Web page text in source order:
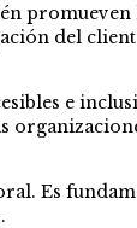
del
e
Es